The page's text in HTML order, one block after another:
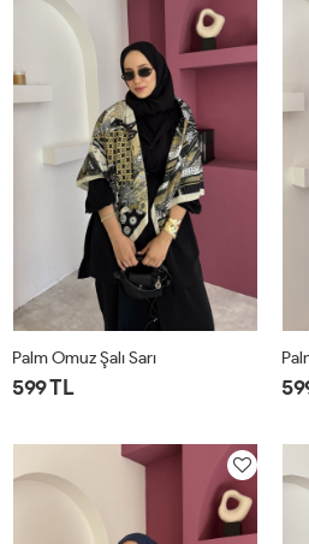
Palm Omuz Şalı Sarı
599 TL